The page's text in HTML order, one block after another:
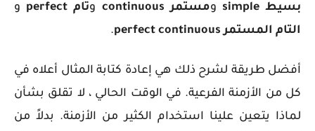
بسيطsimple ومستمر continuous وتام perfect و
التام المستمرperfect continuous
.
أفضل طريقة لشرح ذلك هي إعادة كتابة المثال أعلاه في
كل من الأزمنة الفرعية. في الوقت الحالي ، لا تقلق بشأن
لماذا يتعين علينا استخدام الكثير من الأزمنة. بدلاً من